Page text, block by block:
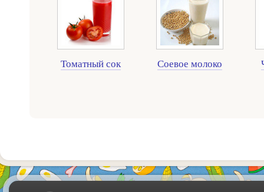
Томатный сок Соевое молоко